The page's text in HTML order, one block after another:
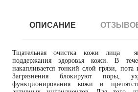
ОПИСАНИЕ
Тщательная очистка кожи лица
поддержания здоровья кожи. В
накапливается тонкий слой грязи, пота
Загрязнения блокируют поры,
функционирования кожи и